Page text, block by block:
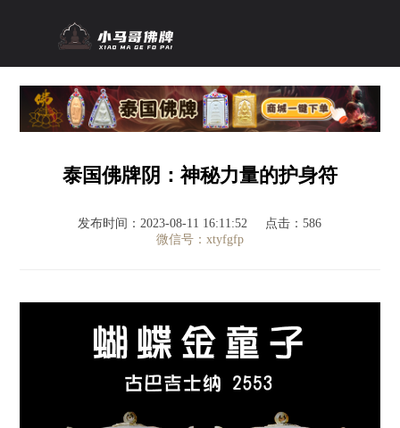
泰国佛牌阴：神秘力量的护身符
发布时间：2023-08-11 16:11:52
点击：586
微信号：xtyfgfp